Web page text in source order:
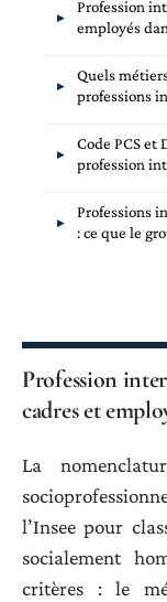
Profession
employés
Quels
professions
Code PCS et
profession
Professions
: ce que le
Profession
cadres et
La
l’Insee pour
socialement
critères : le